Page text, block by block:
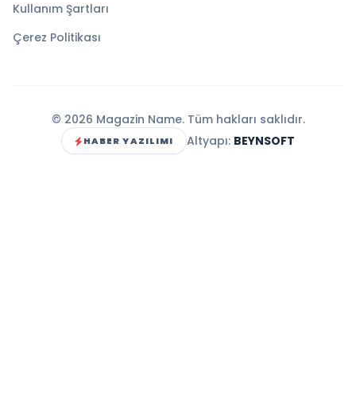
Kullanım Şartları
Çerez Politikası
© 2026 Magazin Name. Tüm hakları saklıdır.
HABER YAZILIMI Altyapı: BEYNSOFT